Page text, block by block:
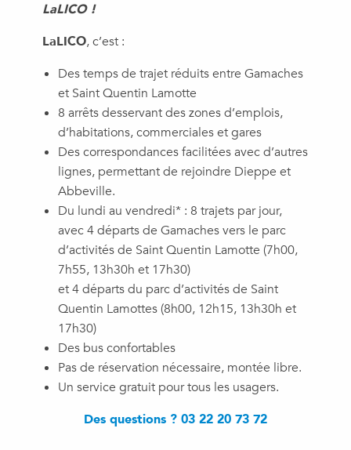
LaLICO !
LaLICO, c’est :
Des temps de trajet réduits entre Gamaches
et Saint Quentin Lamotte
8 arrêts desservant des zones d’emplois,
d’habitations, commerciales et gares
Des correspondances facilitées avec d’autres
lignes, permettant de rejoindre Dieppe et
Abbeville.
Du lundi au vendredi* : 8 trajets par jour,
avec 4 départs de Gamaches vers le parc
d’activités de Saint Quentin Lamotte (7h00,
7h55, 13h30h et 17h30)
et 4 départs du parc d’activités de Saint
Quentin Lamottes (8h00, 12h15, 13h30h et
17h30)
Des bus confortables
Pas de réservation nécessaire, montée libre.
Un service gratuit pour tous les usagers.
Des questions ? 03 22 20 73 72